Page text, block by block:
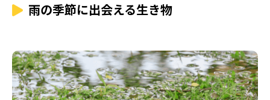
雨の季節に出会える生き物